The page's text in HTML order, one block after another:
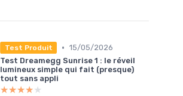
Test Produit • 15/05/2026
Test Dreamegg Sunrise 1 : le réveil
lumineux simple qui fait (presque)
tout sans appli
★★★★★
★★★★★